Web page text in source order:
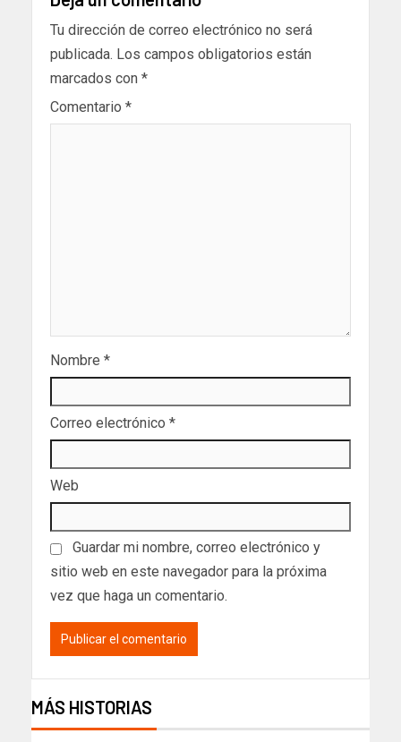
Tu dirección de correo electrónico no será
publicada. Los campos obligatorios están
marcados con *
Comentario *
Nombre *
Correo electrónico *
Web
Guardar mi nombre, correo electrónico y
sitio web en este navegador para la próxima
vez que haga un comentario.
MÁS HISTORIAS